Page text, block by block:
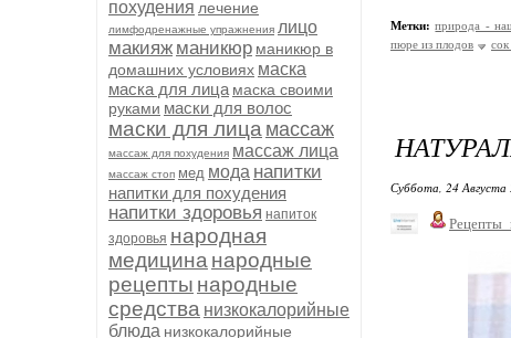
похудения лечение
лимфодренажные упражнения лицо
макияж маникюр маникюр в
домашних условиях маска
маска для лица маска своими
руками маски для волос
маски для лица массаж
массаж для похудения массаж лица
массаж стоп мед мода напитки
напитки для похудения
напитки здоровья напиток
здоровья народная
медицина народные
рецепты народные
средства низкокалорийные
блюда низкокалорийные
Метки: природа -
пюре из плодов
Суббота, 24 Августа